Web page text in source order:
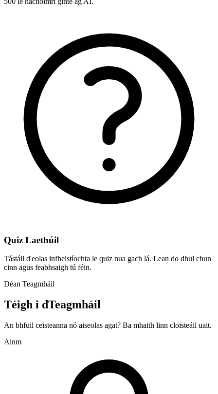
Quiz Laethúil
Tástáil d'eolas infheistíochta le quiz nua gach lá. Lean do dhul chun
cinn agus feabhsaigh tú féin.
Déan Teagmháil
Téigh i dTeagmháil
An bhfuil ceisteanna nó aiseolas agat? Ba mhaith linn cloisteáil uait.
Ainm